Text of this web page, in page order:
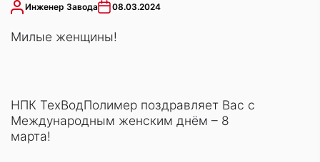
Инженер Завода 08.03.2024
Милые женщины!
НПК ТехВодПолимер поздравляет Вас с
Международным женским днём – 8
марта!